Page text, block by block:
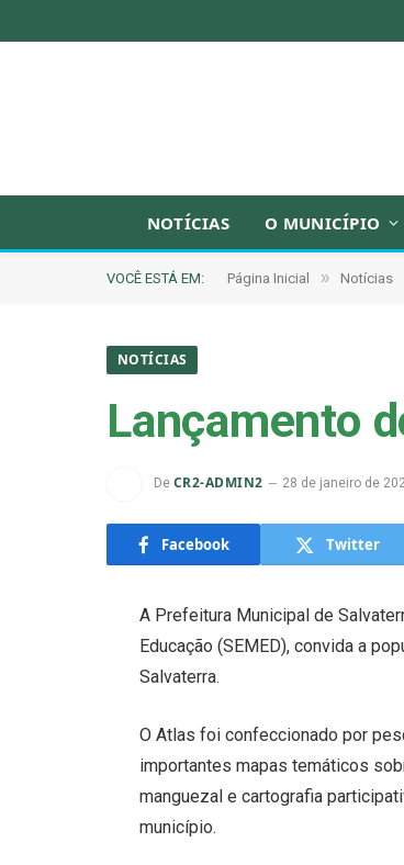
NOTÍCIAS O MUNICÍPIO
VOCÊ ESTÁ EM: Página Inicial » Notícias
NOTÍCIAS
Lançamento
De CR2-ADMIN2 28 de janeiro de
Facebook Twitter
A Prefeitura Municipal de
Educação (SEMED), convida a
Salvaterra.
O Atlas foi confeccionado por
importantes mapas temáticos
manguezal e cartografia
município.